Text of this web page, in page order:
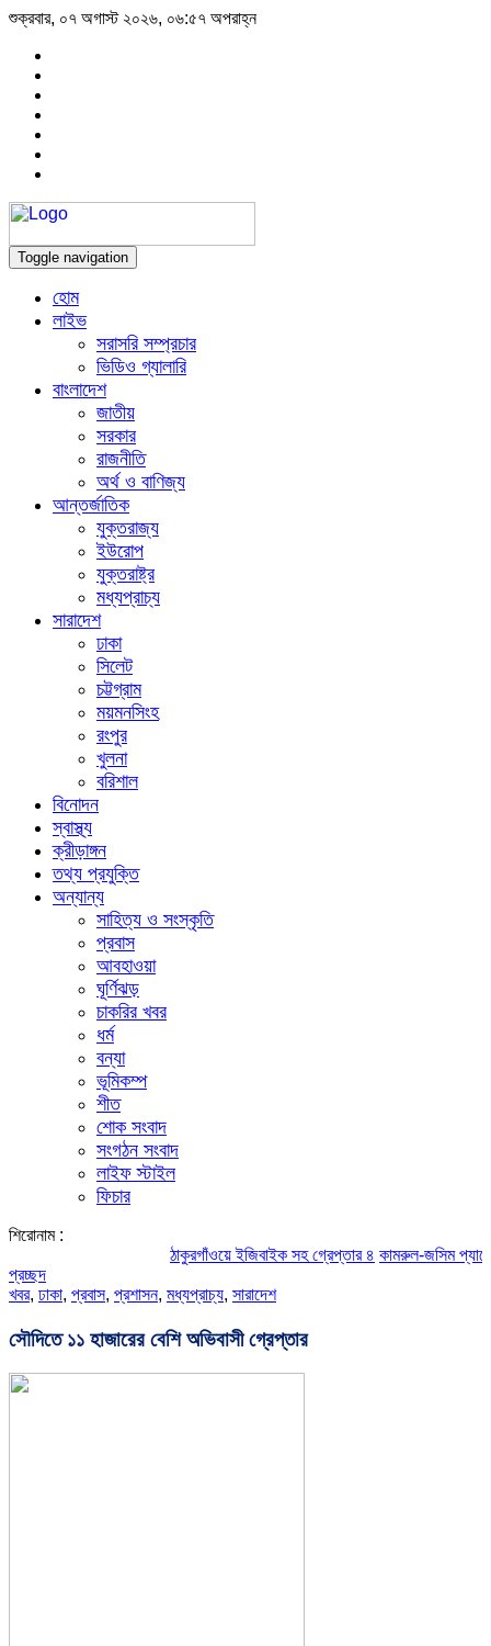
শুক্রবার, ০৭ অগাস্ট ২০২৬, ০৬:৫৭ অপরাহ্ন
Toggle navigation
হোম
লাইভ
সরাসরি সম্প্রচার
ভিডিও গ্যালারি
বাংলাদেশ
জাতীয়
সরকার
রাজনীতি
অর্থ ও বাণিজ্য
আন্তর্জাতিক
যুক্তরাজ্য
ইউরোপ
যুক্তরাষ্ট্র
মধ্যপ্রাচ্য
সারাদেশ
ঢাকা
সিলেট
চট্টগ্রাম
ময়মনসিংহ
রংপুর
খুলনা
বরিশাল
বিনোদন
স্বাস্থ্য
ক্রীড়াঙ্গন
তথ্য প্রযুক্তি
অন্যান্য
সাহিত্য ও সংস্কৃতি
প্রবাস
আবহাওয়া
ঘূর্ণিঝড়
চাকরির খবর
ধর্ম
বন্যা
ভূমিকম্প
শীত
শোক সংবাদ
সংগঠন সংবাদ
লাইফ স্টাইল
ফিচার
শিরোনাম :
ঠাকুরগাঁওয়ে ইজিবাইক সহ গ্রেপ্তার ৪ কামরুল-জসিম প্যানেলের
প্রচ্ছদ
খবর, ঢাকা, প্রবাস, প্রশাসন, মধ্যপ্রাচ্য, সারাদেশ
সৌদিতে ১১ হাজারের বেশি অভিবাসী গ্রেপ্তার